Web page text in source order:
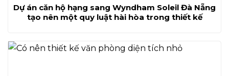
Dự án căn hộ hạng sang Wyndham Soleil Đà Nẵng
tạo nên một quy luật hài hòa trong thiết kế